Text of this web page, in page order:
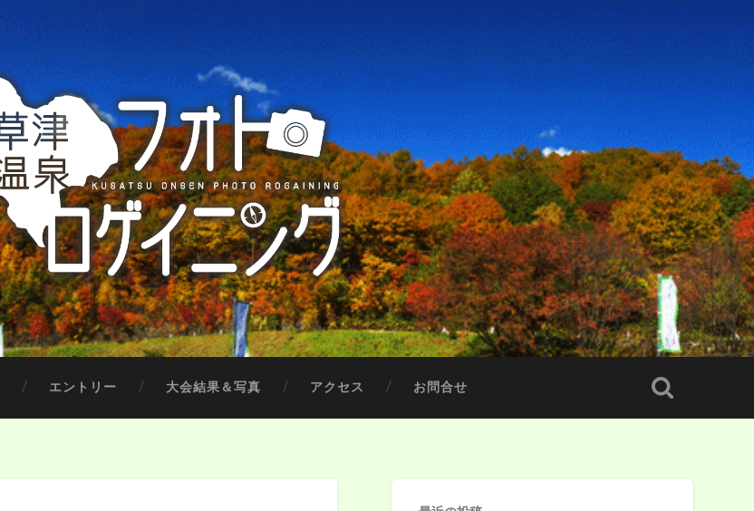
エントリー 大会結果＆写真 アクセス お問合せ